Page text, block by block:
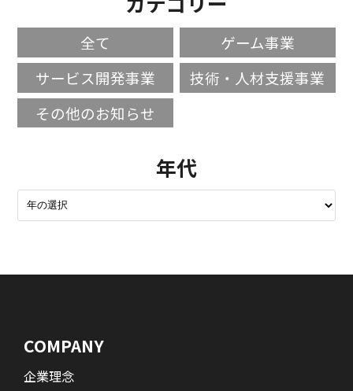
全て
ゲーム事業
サービス開発事業
技術・人材支援事業
その他のお知らせ
年代
COMPANY
企業理念